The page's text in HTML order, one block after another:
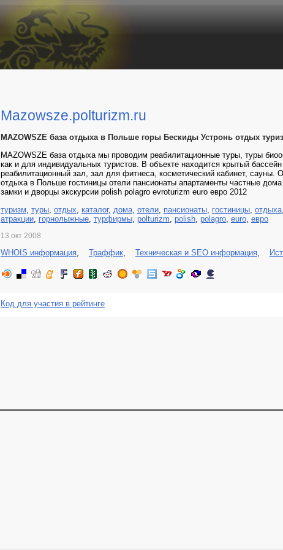
Mazowsze.polturizm.ru
MAZOWSZE база отдыха в Польше горы Бескиды Устронь отдых
MAZOWSZE база отдыха мы проводим реабилитационные туры, туры
как и для индивидуальных туристов. В объекте находится крытый
реабилитационный зал, зал для фитнеса, косметический кабинет,
отдыха в Польше гостиницы отели пансионаты апартаменты частные
замки и дворцы экскурсии polish polagro evroturizm euro евро 2012
туризм, туры, отдых, каталог, дома, отели, пансионаты, гостиницы, отдыха,
атракции, горнолыжные, турфирмы, polturizm, polish, polagro, euro, евро
13 окт 2008
WHOIS информация, Траффик, Техническая и SEO информация,
Код для участия в рейтинге